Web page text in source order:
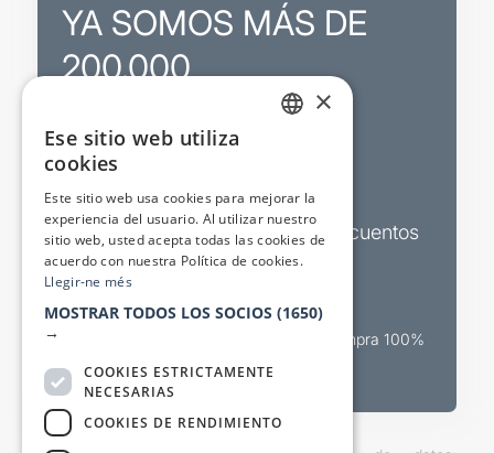
YA SOMOS MÁS DE
200.000
Promociones
Boletines de actualidad y descuentos
Valora espectáculos
Canal oficial de venta teatral Compra 100%
×
Ese sitio web utiliza
cookies
Este sitio web usa cookies para mejorar la
experiencia del usuario. Al utilizar nuestro
sitio web, usted acepta todas las cookies de
acuerdo con nuestra Política de cookies.
Llegir-ne més
MOSTRAR TODOS LOS SOCIOS (1650)
→
COOKIES ESTRICTAMENTE
NECESARIAS
COOKIES DE RENDIMIENTO